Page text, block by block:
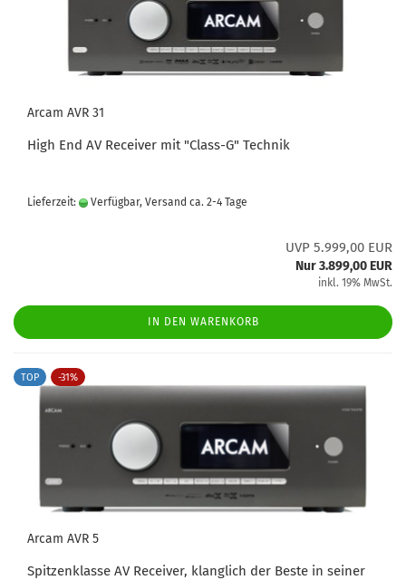
Arcam AVR 31
High End AV Receiver mit "Class-G" Technik
Lieferzeit: Verfügbar, Versand ca. 2-4 Tage
UVP 5.999,00 EUR
Nur 3.899,00 EUR
inkl. 19% MwSt.
IN DEN WARENKORB
TOP -31%
Arcam AVR 5
Spitzenklasse AV Receiver, klanglich der Beste in seiner